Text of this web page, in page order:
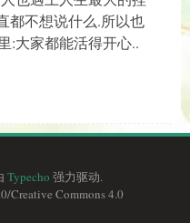
都不想说什么.所以也
:大家都能活得开心..
Typecho 强力驱动.
Creative Commons 4.0